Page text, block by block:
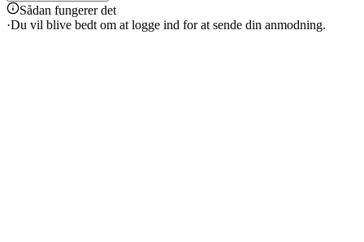
Sådan fungerer det
·Du vil blive bedt om at logge ind for at sende din anmodning.